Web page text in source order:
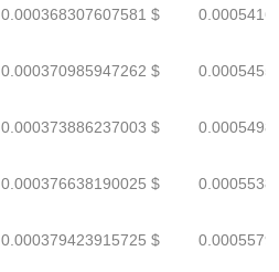
0.000368307607581 $
0.000370985947262 $
0.000373886237003 $
0.000376638190025 $
0.000379423915725 $